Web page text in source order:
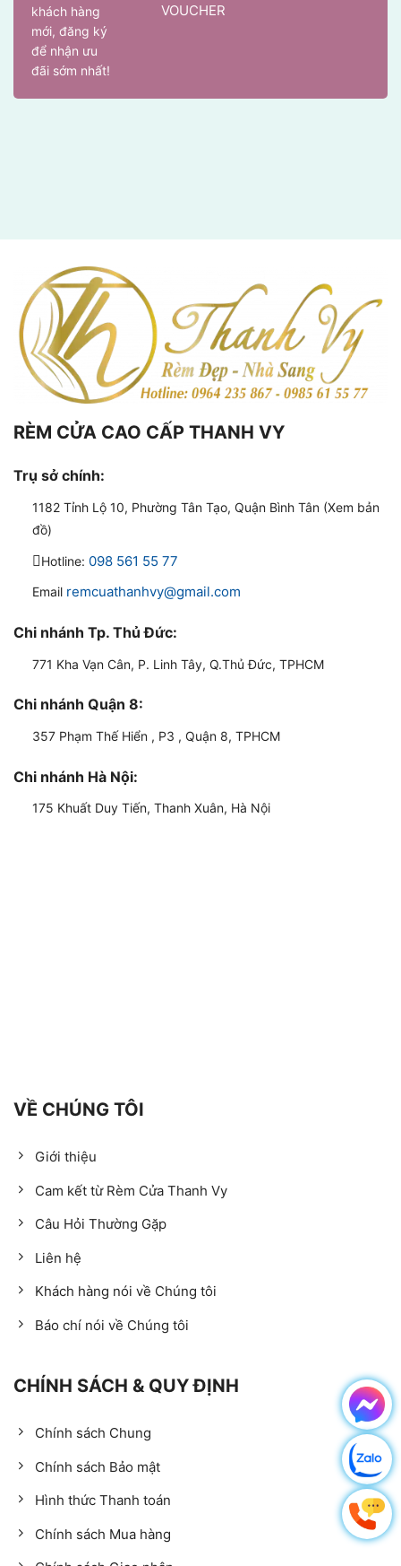
khách hàng
mới, đăng ký
để nhận ưu
đãi sớm nhất!
VOUCHER
RÈM CỬA CAO CẤP THANH VY
Trụ sở chính:
1182 Tỉnh Lộ 10, Phường Tân Tạo, Quận Bình Tân (Xem bản
đồ)
Hotline: 098 561 55 77
Email remcuathanhvy@gmail.com
Chi nhánh Tp. Thủ Đức:
771 Kha Vạn Cân, P. Linh Tây, Q.Thủ Đức, TPHCM
Chi nhánh Quận 8:
357 Phạm Thế Hiển , P3 , Quận 8, TPHCM
Chi nhánh Hà Nội:
175 Khuất Duy Tiến, Thanh Xuân, Hà Nội
VỀ CHÚNG TÔI
Giới thiệu
Cam kết từ Rèm Cửa Thanh Vy
Câu Hỏi Thường Gặp
Liên hệ
Khách hàng nói về Chúng tôi
Báo chí nói về Chúng tôi
CHÍNH SÁCH & QUY ĐỊNH
Chính sách Chung
Chính sách Bảo mật
Hình thức Thanh toán
Chính sách Mua hàng